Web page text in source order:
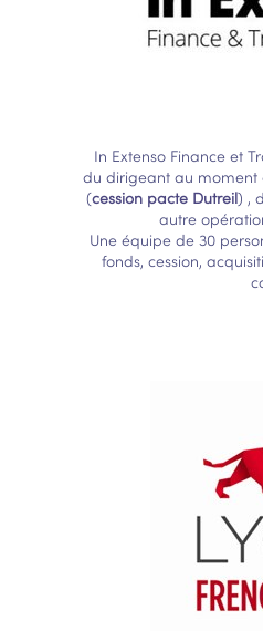
In Extenso Finance et
du dirigeant au moment
(cession pacte Dutreil) ,
autre
Une équipe de 30
fonds, cession,